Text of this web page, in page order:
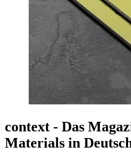
context - Das
Materials in